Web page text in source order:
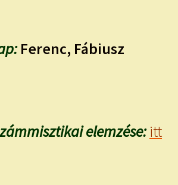
Ferenc, Fábiusz
elemzése: itt